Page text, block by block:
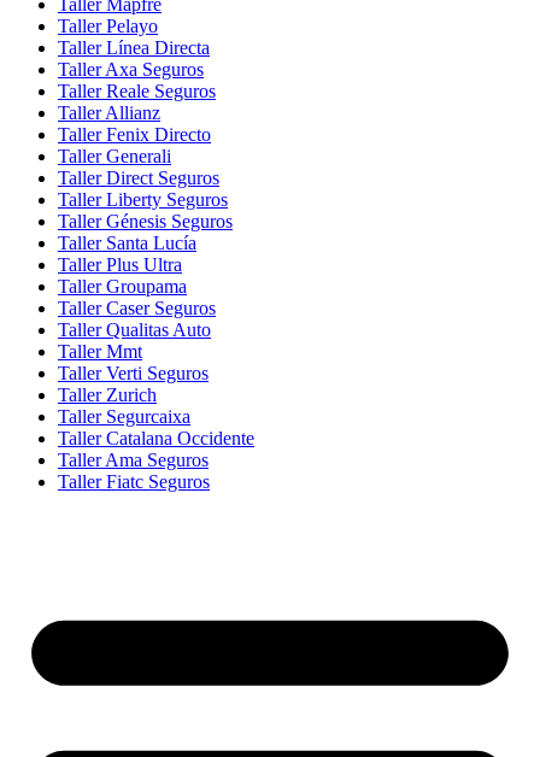
Taller Pelayo
Taller Línea Directa
Taller Axa Seguros
Taller Reale Seguros
Taller Allianz
Taller Fenix Directo
Taller Generali
Taller Direct Seguros
Taller Liberty Seguros
Taller Génesis Seguros
Taller Santa Lucía
Taller Plus Ultra
Taller Groupama
Taller Caser Seguros
Taller Qualitas Auto
Taller Mmt
Taller Verti Seguros
Taller Zurich
Taller Segurcaixa
Taller Catalana Occidente
Taller Ama Seguros
Taller Fiatc Seguros